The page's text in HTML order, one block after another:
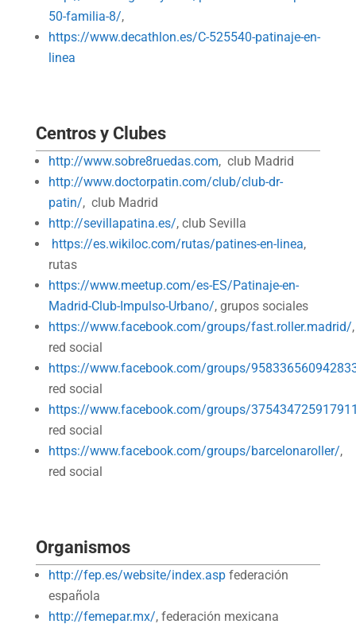
50-familia-8/,
https://www.decathlon.es/C-525540-patinaje-en-
linea
Centros y Clubes
http://www.sobre8ruedas.com, club Madrid
http://www.doctorpatin.com/club/club-dr-
patin/, club Madrid
http://sevillapatina.es/, club Sevilla
https://es.wikiloc.com/rutas/patines-en-linea,
rutas
https://www.meetup.com/es-ES/Patinaje-en-
Madrid-Club-Impulso-Urbano/, grupos sociales
https://www.facebook.com/groups/fast.roller.madrid/,
red social
https://www.facebook.com/groups/
red social
https://www.facebook.com/groups/
red social
https://www.facebook.com/groups/barcelonaroller/,
red social
Organismos
http://fep.es/website/index.aspfederación
española
http://femepar.mx/, federación mexicana